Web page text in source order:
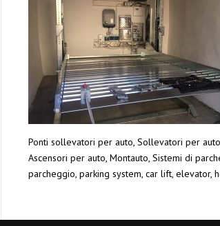
Ponti sollevatori per auto, Sollevatori per
Ascensori per auto, Montauto, Sistemi di
parcheggio, parking system, car lift, elevator,